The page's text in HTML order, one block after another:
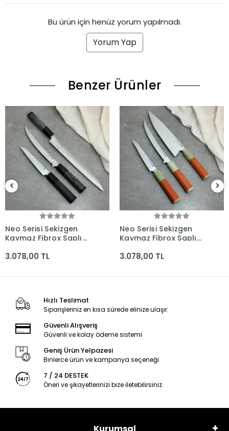
Bu ürün için henüz yorum yapılmadı.
Yorum Yap
Benzer Ürünler
Neo Serisi Sekizgen
Kaymaz Fibrox Saplı
(205mm, 210mm,
3.078,00 TL
Neo Serisi Sekizgen
Kaymaz Fibrox Saplı
(225mm, 210mm,
3.078,00 TL
Hızlı Teslimat
Siparişleriniz en kısa sürede elinize ulaşır.
Güvenli Alışveriş
Güvenli ve kolay ödeme sistemi
Geniş Ürün Yelpazesi
Binlerce ürün ve kampanya seçeneği
7 / 24 DESTEK
Öneri ve şikayetlerinizi bize iletebilirsiniz.